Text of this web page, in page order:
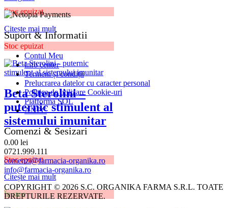
Stoc epuizat
Citește mai mult
Stoc epuizat
Beta Sterolini –
puternic stimulent al
sistemului imunitar
0.00 lei
Stoc epuizat
Citește mai mult
În stoc
Suport & Informatii
Contul Meu
Info center
Termeni și condiții
Prelucrarea datelor cu caracter personal
Politica de utilizare Cookie-uri
Platforma SOL
ANPC
Comenzi & Sesizari
0721.999.111
comenzi@farmacia-organika.ro
info@farmacia-organika.ro
COPYRIGHT © 2026 S.C. ORGANIKA FARMA S.R.L. TOATE
DREPTURILE REZERVATE.